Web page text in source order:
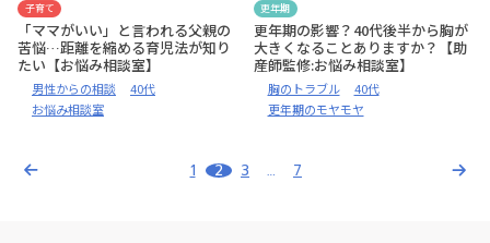
子育て
「ママがいい」と言われる父親の
苦悩…距離を縮める育児法が知り
たい【お悩み相談室】
男性からの相談
40代
お悩み相談室
更年期
更年期の影響？40代後半から胸が
大きくなることありますか？【助
産師監修:お悩み相談室】
胸のトラブル
40代
更年期のモヤモヤ
1 2 3 … 7